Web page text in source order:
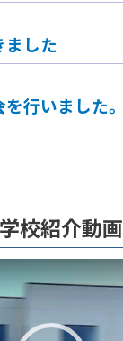
した
行いました。
校紹介動画